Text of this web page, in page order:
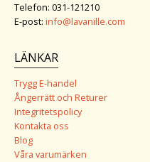
Telefon: 031-121210
E-post: info@lavanille.com
LÄNKAR
Trygg E-handel
Ångerrätt och Returer
Integritetspolicy
Kontakta oss
Blog
Våra varumärken